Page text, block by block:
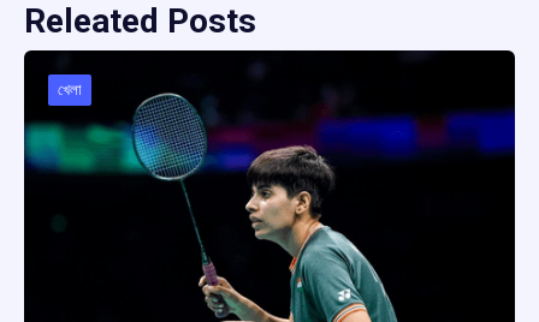
Releated Posts
খেলা